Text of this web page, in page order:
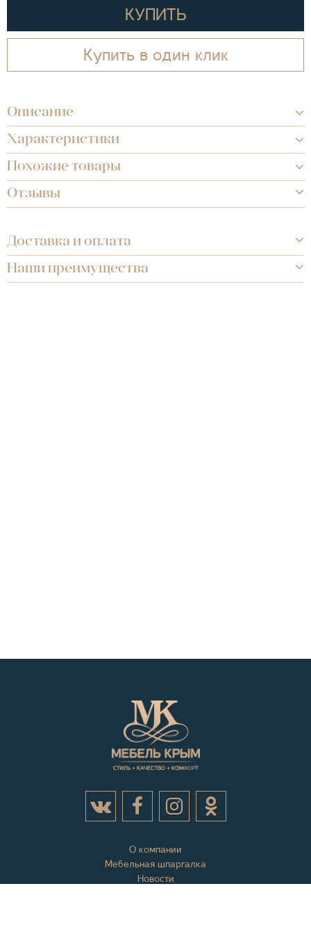
КУПИТЬ
Купить в один клик
Описание
Характеристики
Похожие товары
Отзывы
Доставка и оплата
Наши преимущества
О компании
Мебельная шпаргалка
Новости